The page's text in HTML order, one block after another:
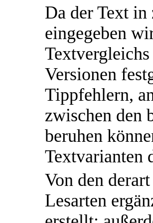
Da der Text in
eingegeben
Versionen
Tippfehlern,
zwischen den
beruhen
Textvarianten
Von den
Lesarten